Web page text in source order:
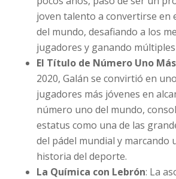
joven talento a convertirse en
del mundo, desafiando a los
jugadores y ganando
El Título de Número Uno
2020, Galán se convirtió en
jugadores más jóvenes en
número uno del mundo,
estatus como una de las
del pádel mundial y marcando
historia del deporte.
La Química con Lebrón: La